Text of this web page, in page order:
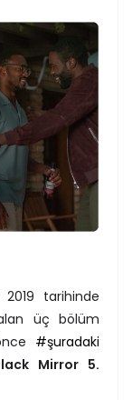
tarihinde
üç bölüm
#şuradaki
Mirror 5.